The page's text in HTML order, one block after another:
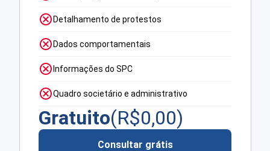
Detalhamento de protestos
Dados comportamentais
Informações do SPC
Quadro societário e administrativo
Gratuito(R$0,00)
Consultar grátis